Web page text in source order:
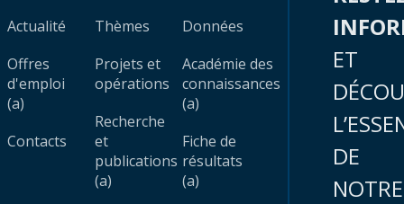
Actualité
Offres
d'emploi
(a)
Contacts
Thèmes
Projets et
opérations
Recherche
et
publications
(a)
Données
Académie des
connaissances
(a)
Fiche de
résultats
(a)
ET
DE
NOTRE